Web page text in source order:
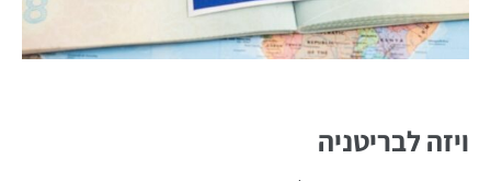
ויזה לבריטניה